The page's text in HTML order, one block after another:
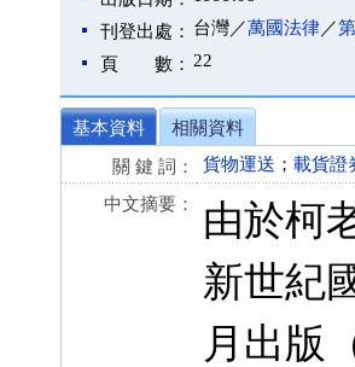
刊登出處： 台灣／萬國法律／
頁 數： 22
基本資料
相關資料
關 鍵 詞：
貨物運送 ； 載貨證
中文摘要：
由於柯
新世紀
月出版